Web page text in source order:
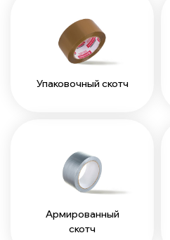
Упаковочный скотч
Армированный
скотч